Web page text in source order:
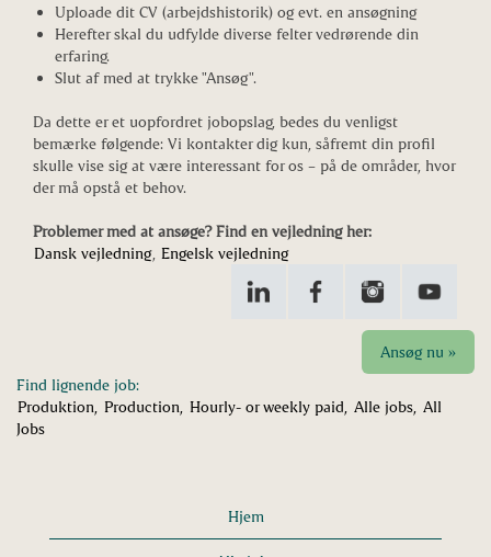
Uploade dit CV (arbejdshistorik) og evt. en ansøgning
Herefter skal du udfylde diverse felter vedrørende din
erfaring.
Slut af med at trykke "Ansøg".
Da dette er et uopfordret jobopslag, bedes du venligst
bemærke følgende: Vi kontakter dig kun, såfremt din profil
skulle vise sig at være interessant for os – på de områder, hvor
der må opstå et behov.
Problemer med at ansøge? Find en vejledning her:
Dansk vejledning Engelsk vejledning
Ansøg nu »
Find lignende job:
Produktion,
Production, Hourly- or weekly paid, Alle jobs, All
Jobs
Hjem